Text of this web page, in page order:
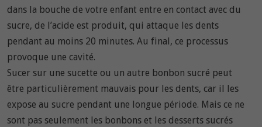
dans la bouche de votre enfant entre en contact avec du
sucre, de l’acide est produit, qui attaque les dents
pendant au moins 20 minutes. Au final, ce processus
provoque une cavité.
Sucer sur une sucette ou un autre bonbon sucré peut
être particulièrement mauvais pour les dents, car il les
expose au sucre pendant une longue période. Mais ce ne
sont pas seulement les bonbons et les desserts sucrés